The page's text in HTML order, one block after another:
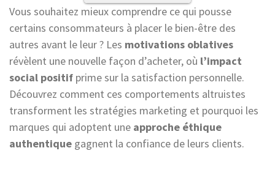
Vous souhaitez mieux comprendre ce qui pousse
certains consommateurs à placer le bien-être des
autres avant le leur ? Les motivations oblatives
révèlent une nouvelle façon d’acheter, où l’impact
social positif prime sur la satisfaction personnelle.
Découvrez comment ces comportements altruistes
transforment les stratégies marketing et pourquoi les
marques qui adoptent une approche éthique
authentique gagnent la confiance de leurs clients.